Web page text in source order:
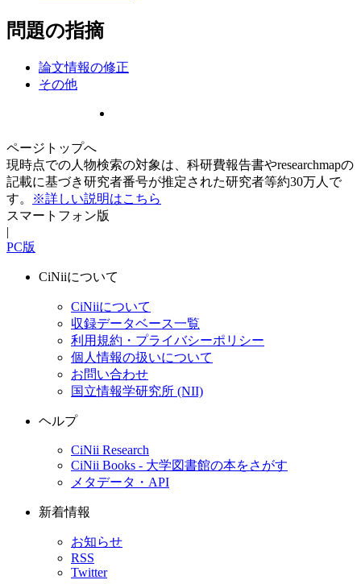
問題の指摘
論文情報の修正
その他
ページトップへ
現時点での人物検索の対象は、科研費報告書やresearchmapの
記載に基づき研究者番号が推定された研究者等約30万人で
す。
※詳しい説明はこちら
スマートフォン版
|
PC版
CiNiiについて
CiNiiについて
収録データベース一覧
利用規約・プライバシーポリシー
個人情報の扱いについて
お問い合わせ
国立情報学研究所 (NII)
ヘルプ
CiNii Research
CiNii Books - 大学図書館の本をさがす
メタデータ・API
新着情報
お知らせ
RSS
Twitter